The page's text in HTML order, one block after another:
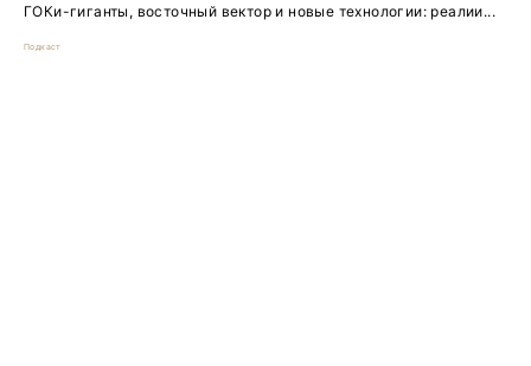
ГОКи-гиганты, восточный вектор и новые технологии: реалии...
Подкаст